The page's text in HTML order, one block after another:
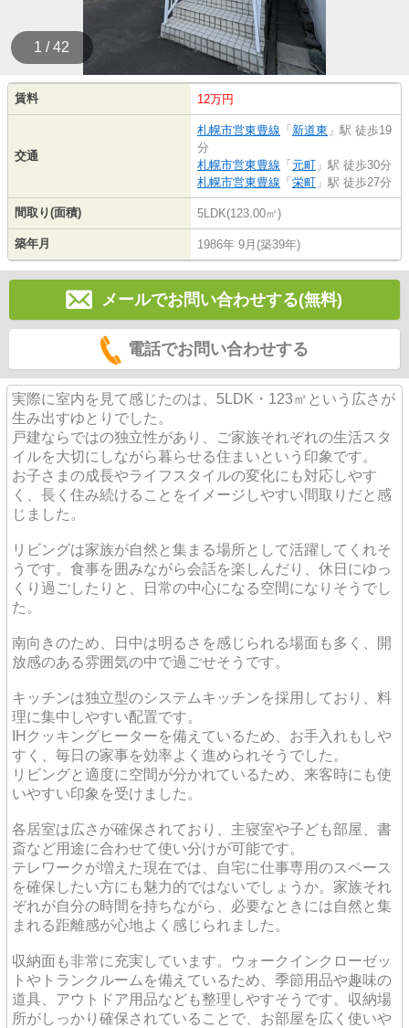
1 / 42
賃料 12万円
交通
札幌市営東豊線 「新道東 」駅 徒歩19
分
札幌市営東豊線 「元町 」駅 徒歩30分
札幌市営東豊線 「栄町 」駅 徒歩27分
間取り(面積) 5LDK(123.00㎡)
築年月 1986年 9月(築39年)
メールでお問い合わせする(無料)
電話でお問い合わせする
実際に室内を見て感じたのは、5LDK・123㎡という広さが
生み出すゆとりでした。
戸建ならではの独立性があり、ご家族それぞれの生活スタ
イルを大切にしながら暮らせる住まいという印象です。
お子さまの成長やライフスタイルの変化にも対応しやす
く、長く住み続けることをイメージしやすい間取りだと感
じました。
リビングは家族が自然と集まる場所として活躍してくれそ
うです。食事を囲みながら会話を楽しんだり、休日にゆっ
くり過ごしたりと、日常の中心になる空間になりそうでし
た。
南向きのため、日中は明るさを感じられる場面も多く、開
放感のある雰囲気の中で過ごせそうです。
キッチンは独立型のシステムキッチンを採用しており、料
理に集中しやすい配置です。
IHクッキングヒーターを備えているため、お手入れもしや
すく、毎日の家事を効率よく進められそうでした。
リビングと適度に空間が分かれているため、来客時にも使
いやすい印象を受けました。
各居室は広さが確保されており、主寝室や子ども部屋、書
斎など用途に合わせて使い分けが可能です。
テレワークが増えた現在では、自宅に仕事専用のスペース
を確保したい方にも魅力的ではないでしょうか。家族それ
ぞれが自分の時間を持ちながら、必要なときには自然と集
まれる距離感が心地よく感じられました。
収納面も非常に充実しています。ウォークインクローゼッ
トやトランクルームを備えているため、季節用品や趣味の
道具、アウトドア用品なども整理しやすそうです。収納場
所がしっかり確保されていることで、お部屋を広く使いや